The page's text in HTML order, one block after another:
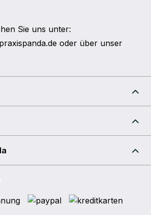
Sie uns unter:
oder über unser